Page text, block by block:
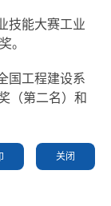
技能大赛工业
。
国工程建设系
（第二名）和
关闭